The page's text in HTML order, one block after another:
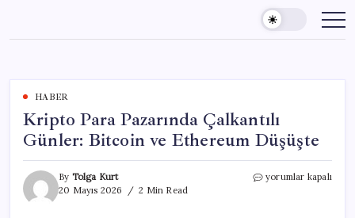
content
HABER
Kripto Para Pazarında Çalkantılı
Günler: Bitcoin ve Ethereum Düşüşte
By Tolga Kurt
20 Mayıs 2026
2 Min Read
Kripto
yorumlar kapalı